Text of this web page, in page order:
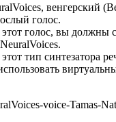
венгерский
голос.
голос, вы должны
тип синтезатора
voice-Tamas-